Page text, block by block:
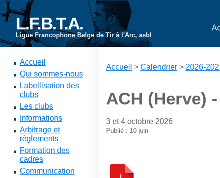
L.F.B.T.A.
Ligue Francophone Belge de Tir à l'Arc, asbl
Accueil
Qui sommes-nous
Labellisation des
clubs
Les clubs
Informations
Arbitrage et
règlements
Formation des
cadres
Communication
Accueil > Calendrier> 2026-
ACH (Herve)
3 et 4 octobre 2026
Publié : 10 juin